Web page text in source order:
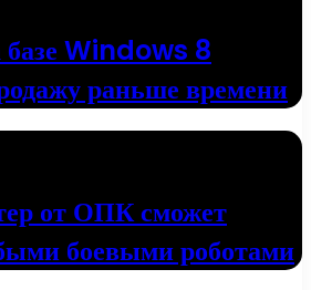
Windows 8
раньше времени
от ОПК сможет
боевыми роботами